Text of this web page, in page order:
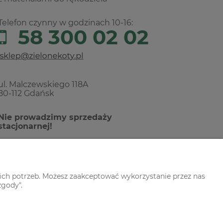
czynny w godzinach 10-16:
58 300 02 02
Malczewskiego 118A
112 Gdańsk
prowadzimy sprzedaży
potrzeb. Możesz zaakceptować wykorzystanie przez nas